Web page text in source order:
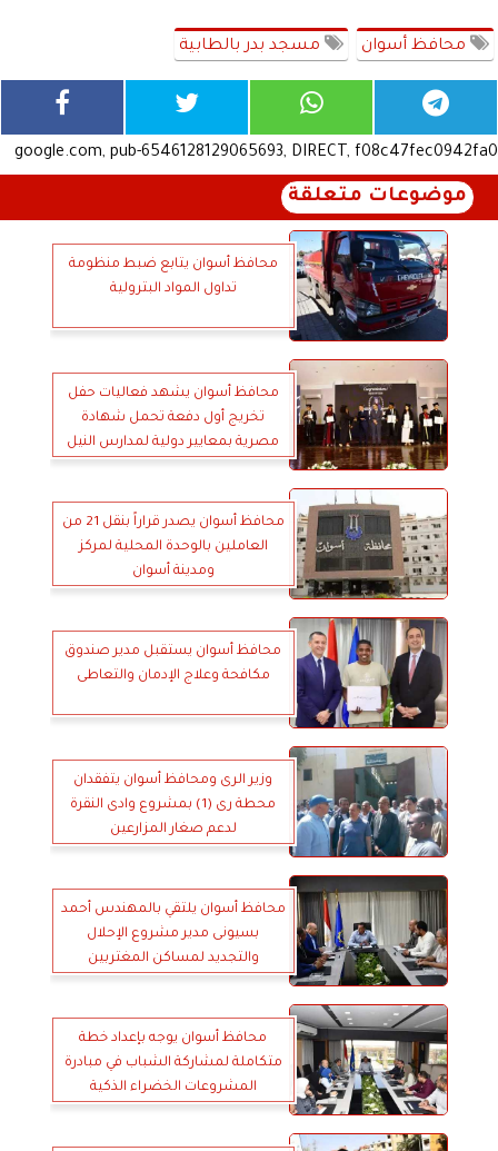
محافظ أسوان مسجد بدر بالطابية
google.com, pub-6546128129065693, DIRECT, f08c47fec0942fa0
موضوعات متعلقة
محافظ أسوان يتابع ضبط منظومة
تداول المواد البترولية
محافظ أسوان يشهد فعاليات حفل
تخريج أول دفعة تحمل شهادة
مصرية بمعايير دولية لمدارس النيل
محافظ أسوان يصدر قراراً بنقل 21 من
العاملين بالوحدة المحلية لمركز
ومدينة أسوان
محافظ أسوان يستقبل مدير صندوق
مكافحة وعلاج الإدمان والتعاطى
وزير الرى ومحافظ أسوان يتفقدان
محطة رى (1) بمشروع وادى النقرة
لدعم صغار المزارعين
محافظ أسوان يلتقي بالمهندس أحمد
بسيونى مدير مشروع الإحلال
والتجديد لمساكن المغتربين
محافظ أسوان يوجه بإعداد خطة
متكاملة لمشاركة الشباب في مبادرة
المشروعات الخضراء الذكية